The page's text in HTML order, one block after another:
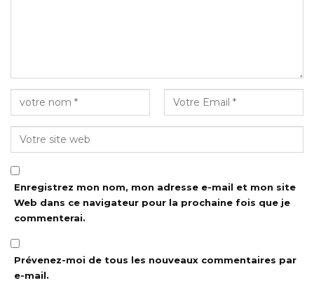
Enregistrez mon nom, mon adresse e-mail et mon site
Web dans ce navigateur pour la prochaine fois que je
commenterai.
Prévenez-moi de tous les nouveaux commentaires par
e-mail.